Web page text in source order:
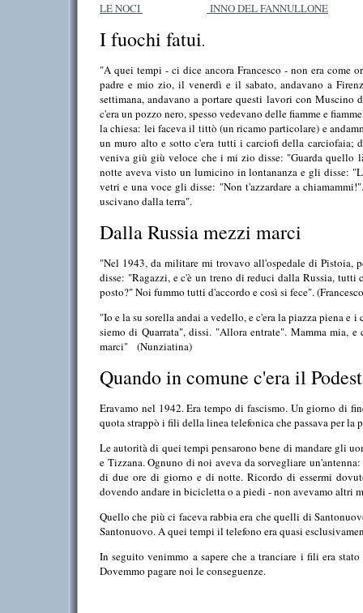
LE NOCI
INNO DEL FANNULLONE
I fuochi fatui.
"A quei tempi - ci dice ancora Francesco - non era come
padre e mio zio, il venerdì e il sabato, andavano a
settimana, andavano a portare questi lavori con
c'era un pozzo nero, spesso vedevano delle fiamme e
la chiesa: lei faceva il tittò (un ricamo particolare) e
un muro alto e sotto c'era tutti i carciofi della carciofaia;
veniva giù giù veloce che i mi zio disse: "Guarda quello
notte aveva visto un lumicino in lontananza e gli disse:
vetri e una voce gli disse: "Non t'azzardare a
uscivano dalla terra".
Dalla Russia mezzi marci
"Nel 1943, da militare mi trovavo all'ospedale di Pistoia,
disse: "Ragazzi, e c'è un treno di reduci dalla Russia, tutti
posto?" Noi fummo tutti d'accordo e così si fece".
"Io e la su sorella andai a vedello, e c'era la piazza piena
siemo di Quarrata", dissi. "Allora entrate". Mamma mia,
marci"
(Nunziatina)
Quando in comune c'era il
Eravamo nel 1942. Era tempo di fascismo. Un giorno di
quota strappò i fili della linea telefonica che passava per la
Le autorità di quei tempi pensarono bene di mandare gli
e Tizzana. Ognuno di noi aveva da sorvegliare
di due ore di giorno e di notte. Ricordo di essermi
dovendo andare in bicicletta o a piedi - non avevamo altri
Quello che più ci faceva rabbia era che quelli di
Santonuovo. A quei tempi il telefono era quasi
In seguito venimmo a sapere che a tranciare i fili era
Dovemmo pagare noi le conseguenze.